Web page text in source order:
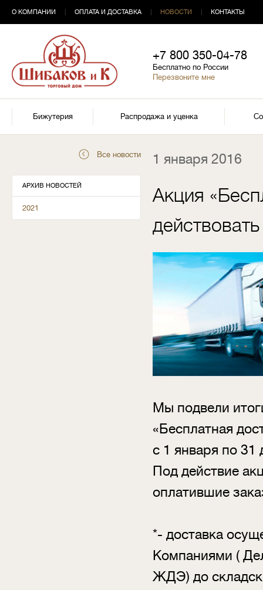
О КОМПАНИИ ОПЛАТА И ДОСТАВКА НОВОСТИ КОНТАКТЫ
+7 800 350-04-78
Бесплатно по России
Перезвоните мне
Бижутерия Распродажа и уценка
Все новости
АРХИВ НОВОСТЕЙ
2021
1 января 2016
Акция
Мы подвели
«Бесплатная
с 1 января по 31
Под действие
оплатившие
*- доставка
Компаниями (
ЖДЭ) до